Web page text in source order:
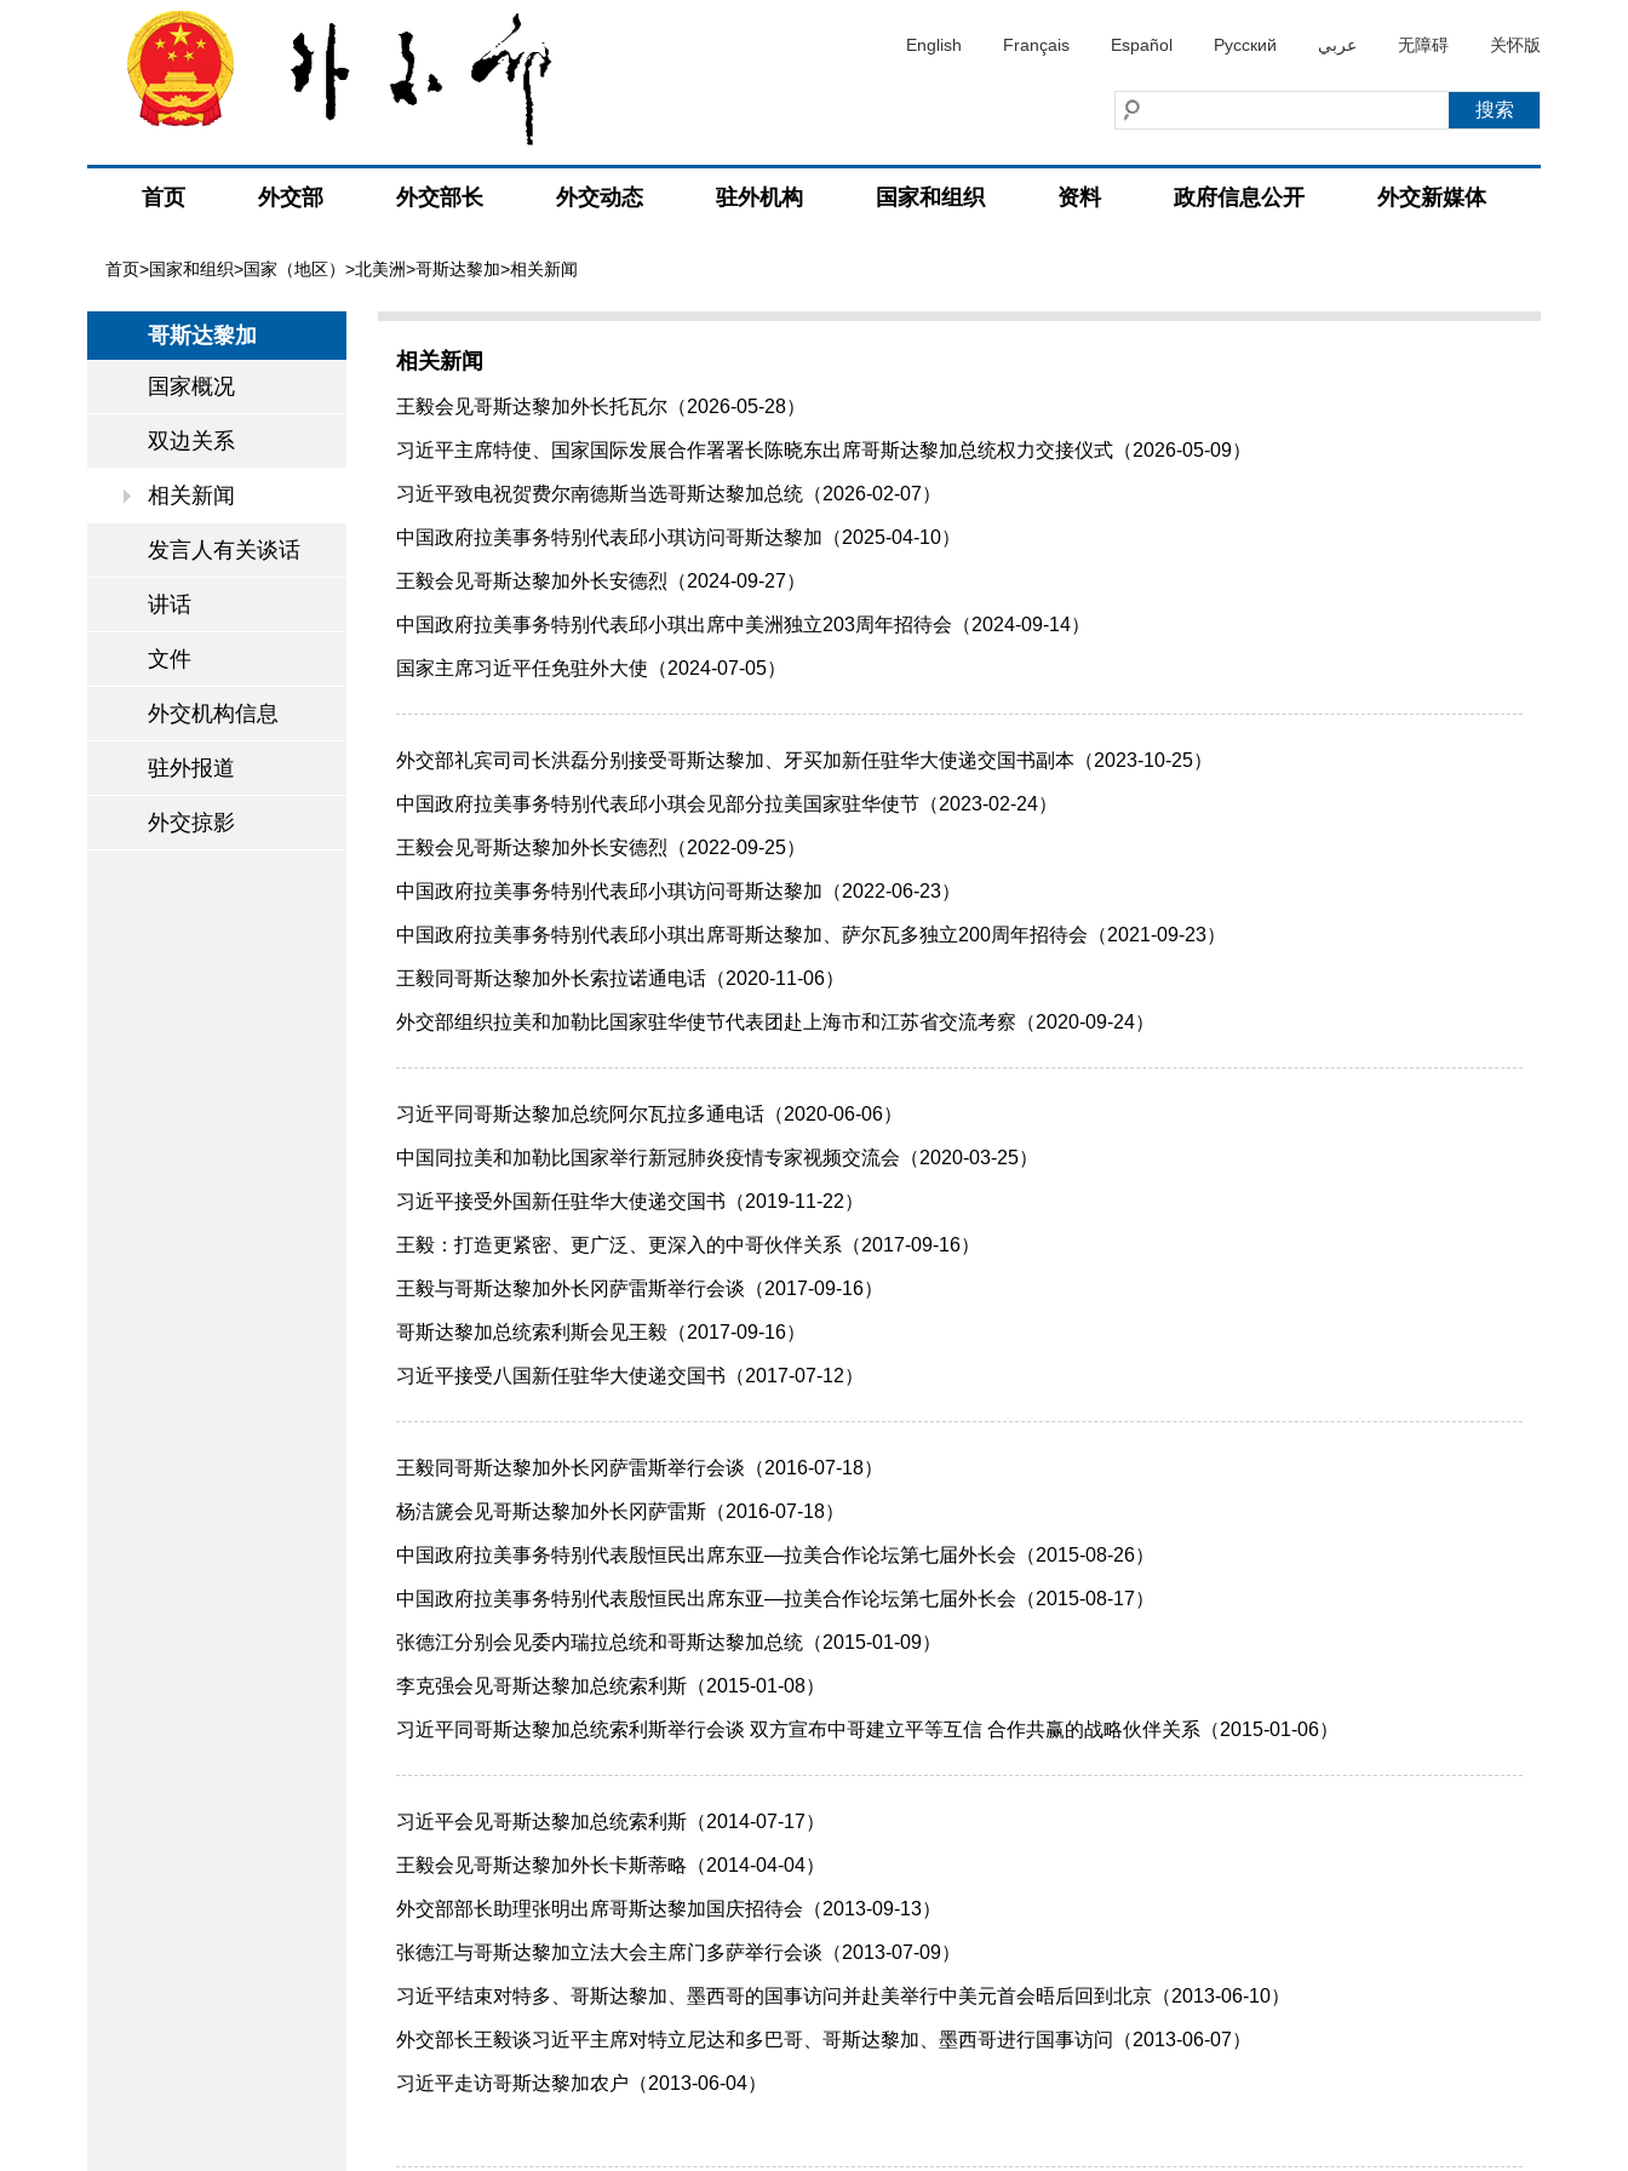
English Français Español Русский عربي 无障碍 关怀版
首页 外交部 外交部长 外交动态 驻外机构 国家和组织 资料 政府信息公开 外交新媒体
首页>国家和组织>国家（地区） >北美洲>哥斯达黎加>相关新闻
哥斯达黎加
国家概况
双边关系
相关新闻
发言人有关谈话
讲话
文件
外交机构信息
驻外报道
外交掠影
相关新闻
王毅会见哥斯达黎加外长托瓦尔（2026-05-28）
习近平主席特使、国家国际发展合作署署长陈晓东出席哥斯达黎加总统权力交接仪式（2026-05-09）
习近平致电祝贺费尔南德斯当选哥斯达黎加总统（2026-02-07）
中国政府拉美事务特别代表邱小琪访问哥斯达黎加（2025-04-10）
王毅会见哥斯达黎加外长安德烈（2024-09-27）
中国政府拉美事务特别代表邱小琪出席中美洲独立203周年招待会（2024-09-14）
国家主席习近平任免驻外大使（2024-07-05）
外交部礼宾司司长洪磊分别接受哥斯达黎加、牙买加新任驻华大使递交国书副本（2023-10-25）
中国政府拉美事务特别代表邱小琪会见部分拉美国家驻华使节（2023-02-24）
王毅会见哥斯达黎加外长安德烈（2022-09-25）
中国政府拉美事务特别代表邱小琪访问哥斯达黎加（2022-06-23）
中国政府拉美事务特别代表邱小琪出席哥斯达黎加、萨尔瓦多独立200周年招待会（2021-09-23）
王毅同哥斯达黎加外长索拉诺通电话（2020-11-06）
外交部组织拉美和加勒比国家驻华使节代表团赴上海市和江苏省交流考察（2020-09-24）
习近平同哥斯达黎加总统阿尔瓦拉多通电话（2020-06-06）
中国同拉美和加勒比国家举行新冠肺炎疫情专家视频交流会（2020-03-25）
习近平接受外国新任驻华大使递交国书（2019-11-22）
王毅：打造更紧密、更广泛、更深入的中哥伙伴关系（2017-09-16）
王毅与哥斯达黎加外长冈萨雷斯举行会谈（2017-09-16）
哥斯达黎加总统索利斯会见王毅（2017-09-16）
习近平接受八国新任驻华大使递交国书（2017-07-12）
王毅同哥斯达黎加外长冈萨雷斯举行会谈（2016-07-18）
杨洁篪会见哥斯达黎加外长冈萨雷斯（2016-07-18）
中国政府拉美事务特别代表殷恒民出席东亚—拉美合作论坛第七届外长会（2015-08-26）
中国政府拉美事务特别代表殷恒民出席东亚—拉美合作论坛第七届外长会（2015-08-17）
张德江分别会见委内瑞拉总统和哥斯达黎加总统（2015-01-09）
李克强会见哥斯达黎加总统索利斯（2015-01-08）
习近平同哥斯达黎加总统索利斯举行会谈 双方宣布中哥建立平等互信 合作共赢的战略伙伴关系（2015-01-06）
习近平会见哥斯达黎加总统索利斯（2014-07-17）
王毅会见哥斯达黎加外长卡斯蒂略（2014-04-04）
外交部部长助理张明出席哥斯达黎加国庆招待会（2013-09-13）
张德江与哥斯达黎加立法大会主席门多萨举行会谈（2013-07-09）
习近平结束对特多、哥斯达黎加、墨西哥的国事访问并赴美举行中美元首会晤后回到北京（2013-06-10）
外交部长王毅谈习近平主席对特立尼达和多巴哥、哥斯达黎加、墨西哥进行国事访问（2013-06-07）
习近平走访哥斯达黎加农户（2013-06-04）